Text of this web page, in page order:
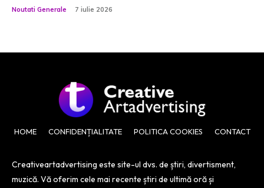
Noutati Generale 7 iulie 2026
HOME CONFIDENȚIALITATE POLITICA COOKIES CONTACT
Creativeartadvertising este site-ul dvs. de știri, divertisment,
muzică. Vă oferim cele mai recente știri de ultimă oră și